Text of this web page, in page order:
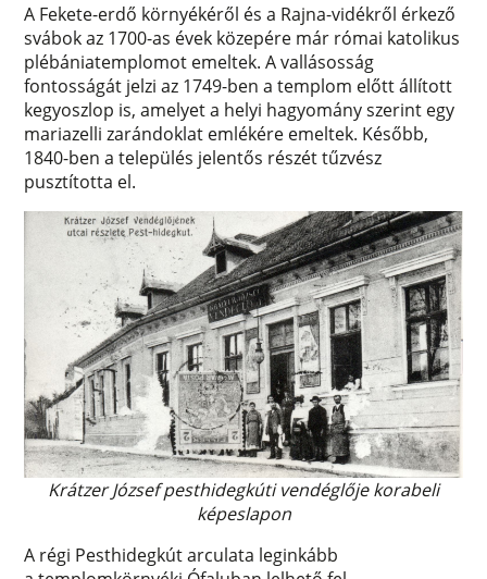
A Fekete-erdő környékéről és a Rajna-vidékről érkező
svábok az 1700-as évek közepére már római katolikus
plébániatemplomot emeltek. A vallásosság
fontosságát jelzi az 1749-ben a templom előtt állított
kegyoszlop is, amelyet a helyi hagyomány szerint egy
mariazelli zarándoklat emlékére emeltek. Később,
1840-ben a település jelentős részét tűzvész
pusztította el.
Krátzer József pesthidegkúti vendéglője korabeli
képeslapon
A régi Pesthidegkút arculata leginkább